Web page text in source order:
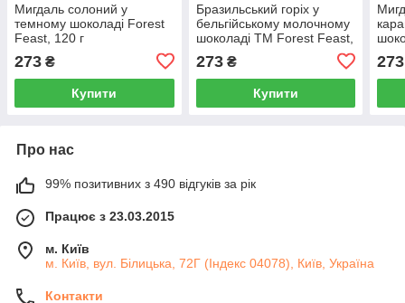
Мигдаль солоний у
темному шоколаді Forest
Feast, 120 г
273 ₴
Купити
Бразильський горіх у
бельгійському молочному
шоколаді TM Forest Feast,
273₴
Купити
273
Про нас
99% позитивних з 490 відгуків за рік
Працює з 23.03.2015
м. Київ
м. Київ, вул. Білицька, 72Г (Індекс 04078), Київ, Україна
Контакти